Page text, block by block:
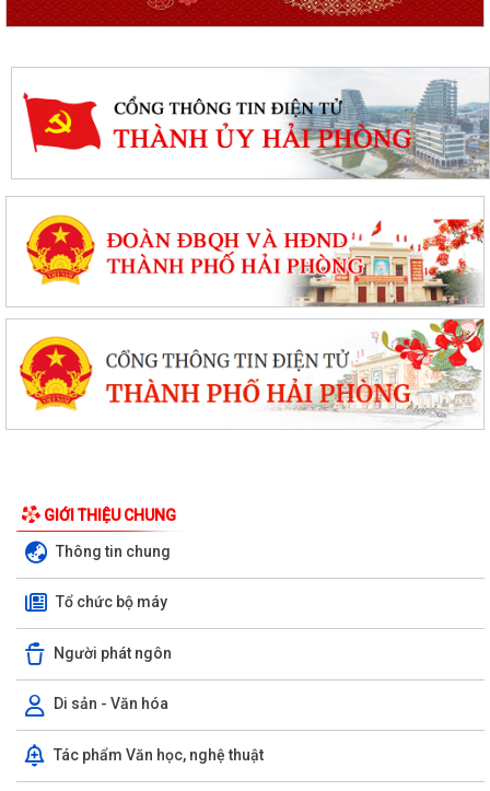
GIỚI THIỆU CHUNG
Thông tin chung
Tổ chức bộ máy
Người phát ngôn
Di sản - Văn hóa
Tác phẩm Văn học, nghệ thuật